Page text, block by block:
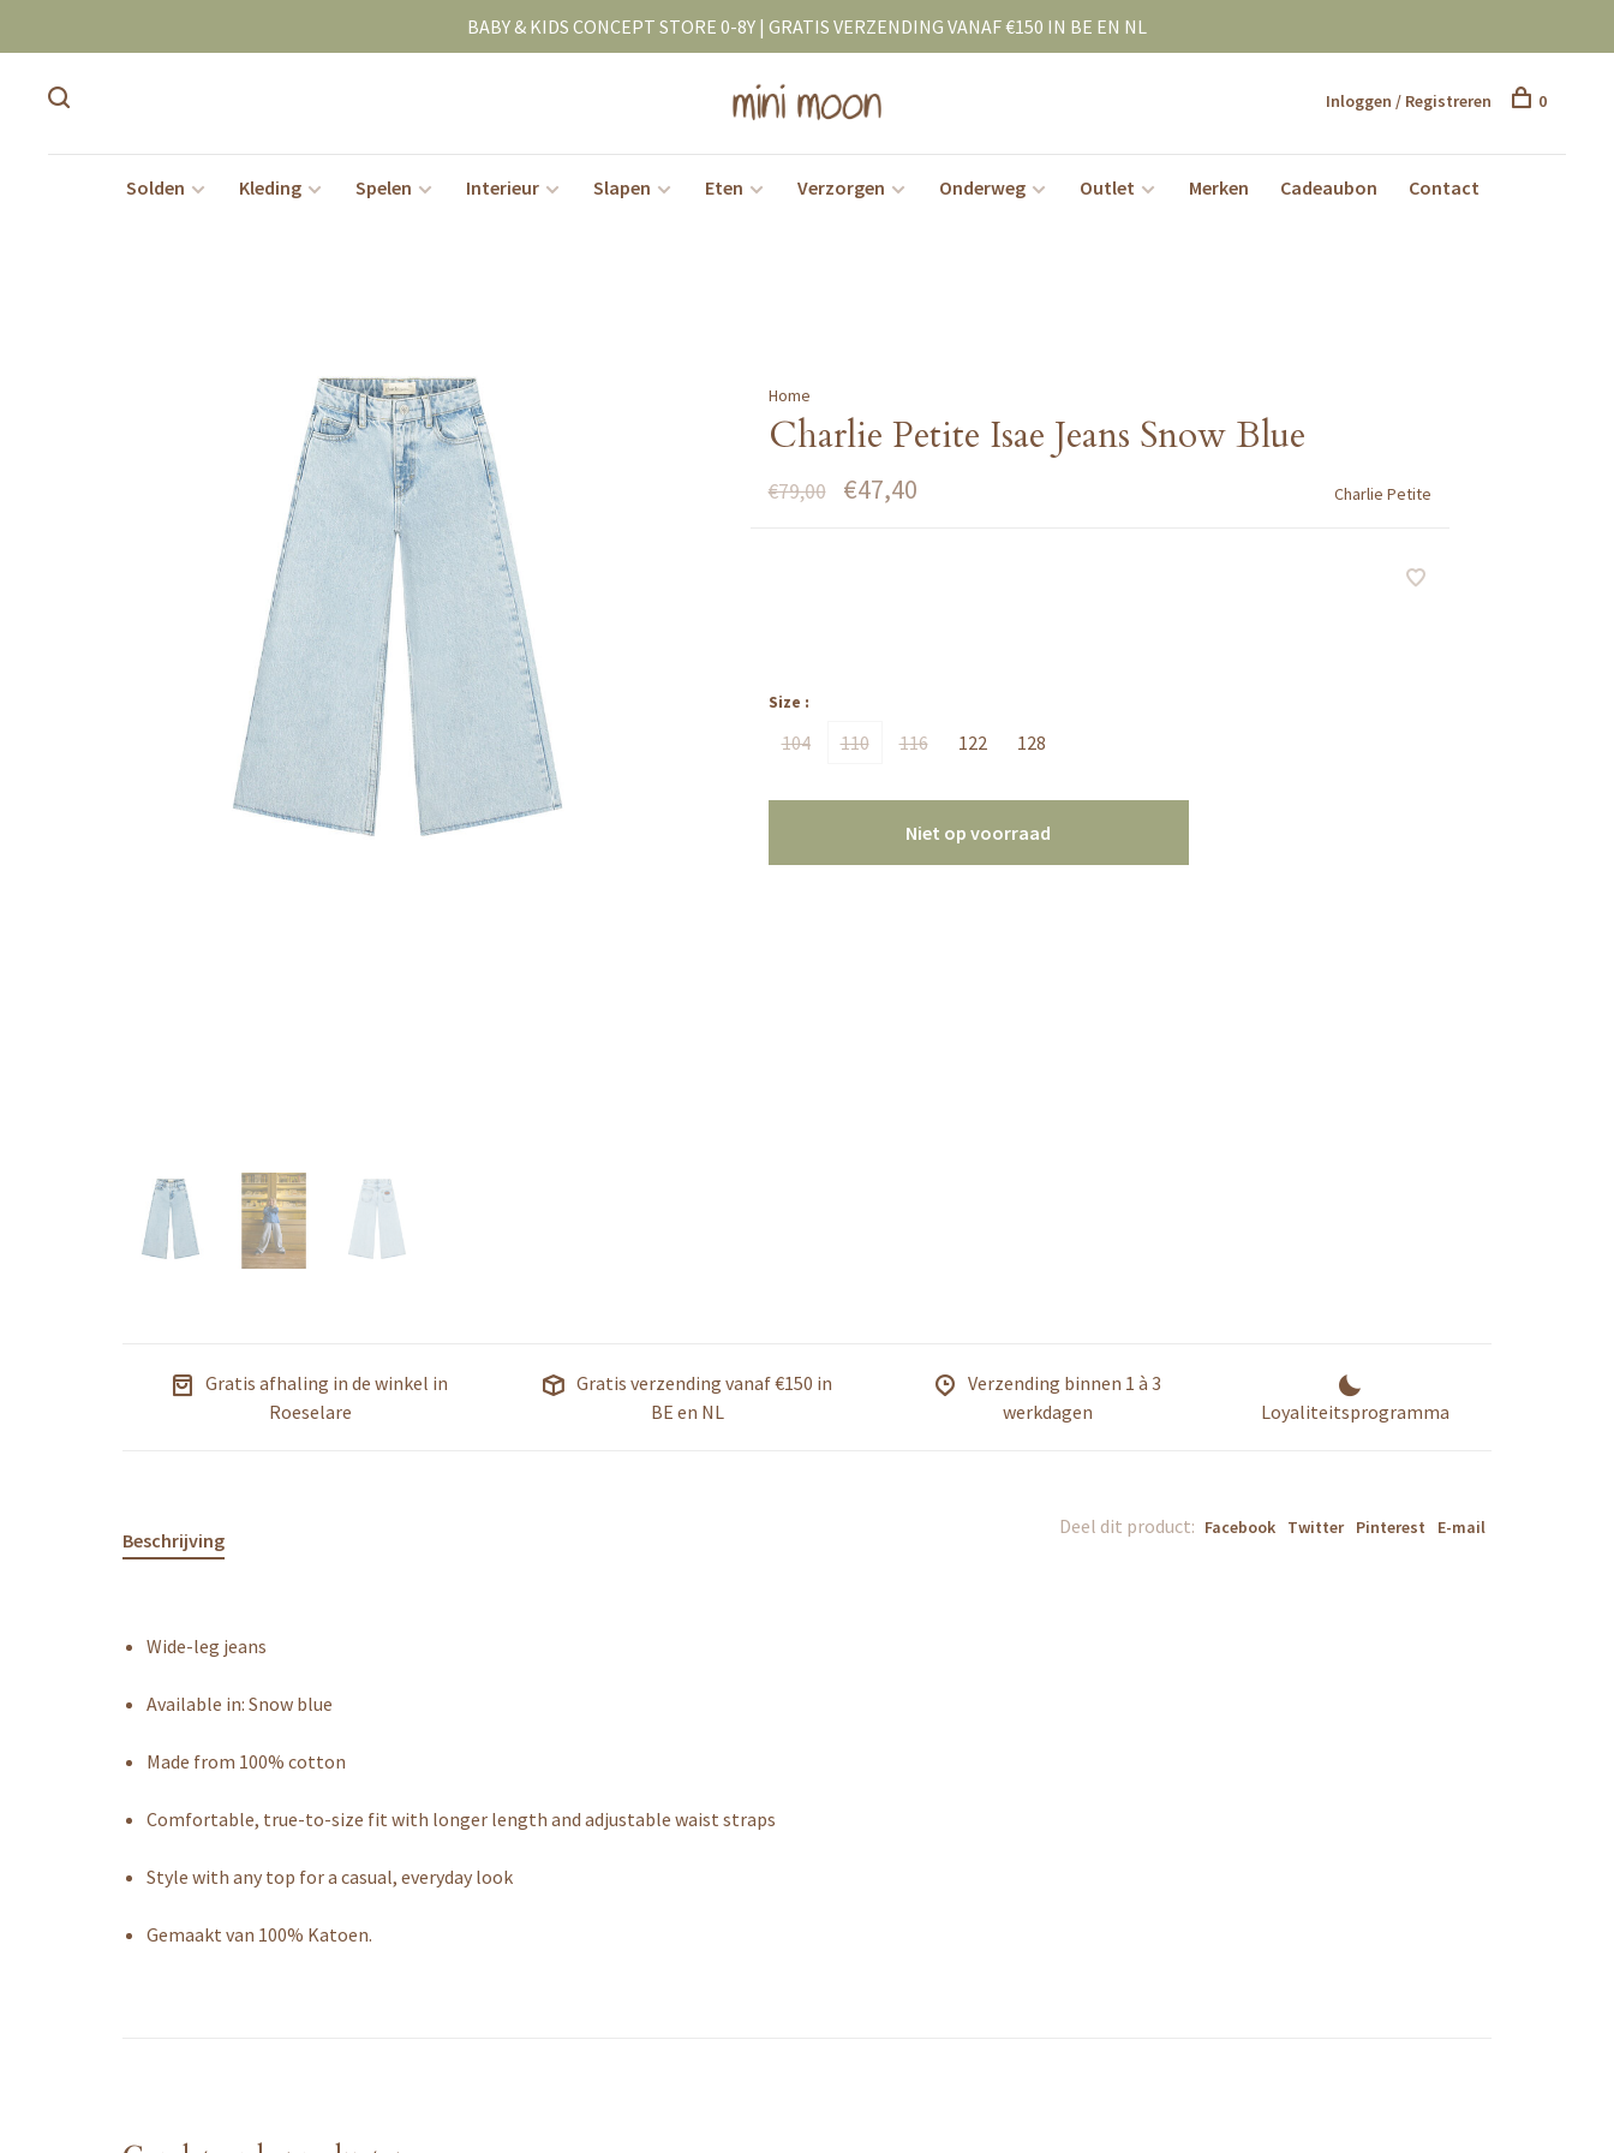
BABY & KIDS CONCEPT STORE 0-8Y | GRATIS VERZENDING VANAF €150 IN BE EN NL
Solden Kleding Spelen Interieur Slapen Eten Verzorgen Onderweg Outlet Merken Cadeaubon Contact
Inloggen / Registreren 0
Home
Charlie Petite Isae Jeans Snow Blue
€79,00 €47,40 Charlie Petite
Size :
104 110 116 122 128
Niet op voorraad
Gratis afhaling in de winkel in
Roeselare
Gratis verzending vanaf €150 in
BE en NL
Verzending binnen 1 à 3
werkdagen
Loyaliteitsprogramma
Deel dit product: Facebook Twitter Pinterest E-mail
Beschrijving
Wide-leg jeans
Available in: Snow blue
Made from 100% cotton
Comfortable, true-to-size fit with longer length and adjustable waist straps
Style with any top for a casual, everyday look
Gemaakt van 100% Katoen.